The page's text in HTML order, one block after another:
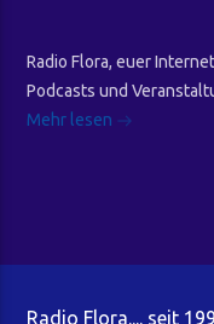
Radio Flora, euer
Podcasts und
Mehr lesen
Radio Flora.... seit